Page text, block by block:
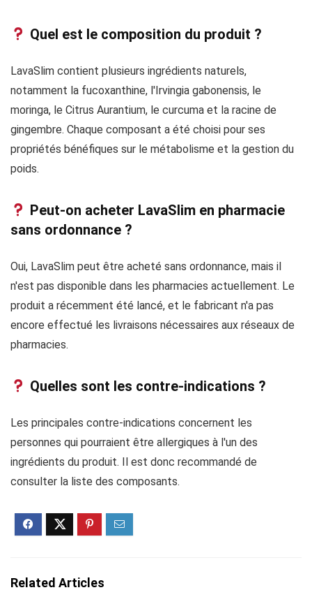
Quel est le composition du produit ?
LavaSlim contient plusieurs ingrédients naturels,
notamment la fucoxanthine, l'Irvingia gabonensis, le
moringa, le Citrus Aurantium, le curcuma et la racine de
gingembre. Chaque composant a été choisi pour ses
propriétés bénéfiques sur le métabolisme et la gestion du
poids.
Peut-on acheter LavaSlim en pharmacie
sans ordonnance ?
Oui, LavaSlim peut être acheté sans ordonnance, mais il
n'est pas disponible dans les pharmacies actuellement. Le
produit a récemment été lancé, et le fabricant n'a pas
encore effectué les livraisons nécessaires aux réseaux de
pharmacies.
Quelles sont les contre-indications ?
Les principales contre-indications concernent les
personnes qui pourraient être allergiques à l'un des
ingrédients du produit. Il est donc recommandé de
consulter la liste des composants.
Related Articles